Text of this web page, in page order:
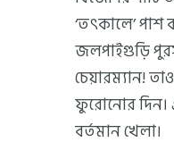
‘তৎকালে’ পাশ
জলপাইগুড়ি
চেয়ারম্যান!
ফুরোনোর দিন।
বর্তমান খেলা।